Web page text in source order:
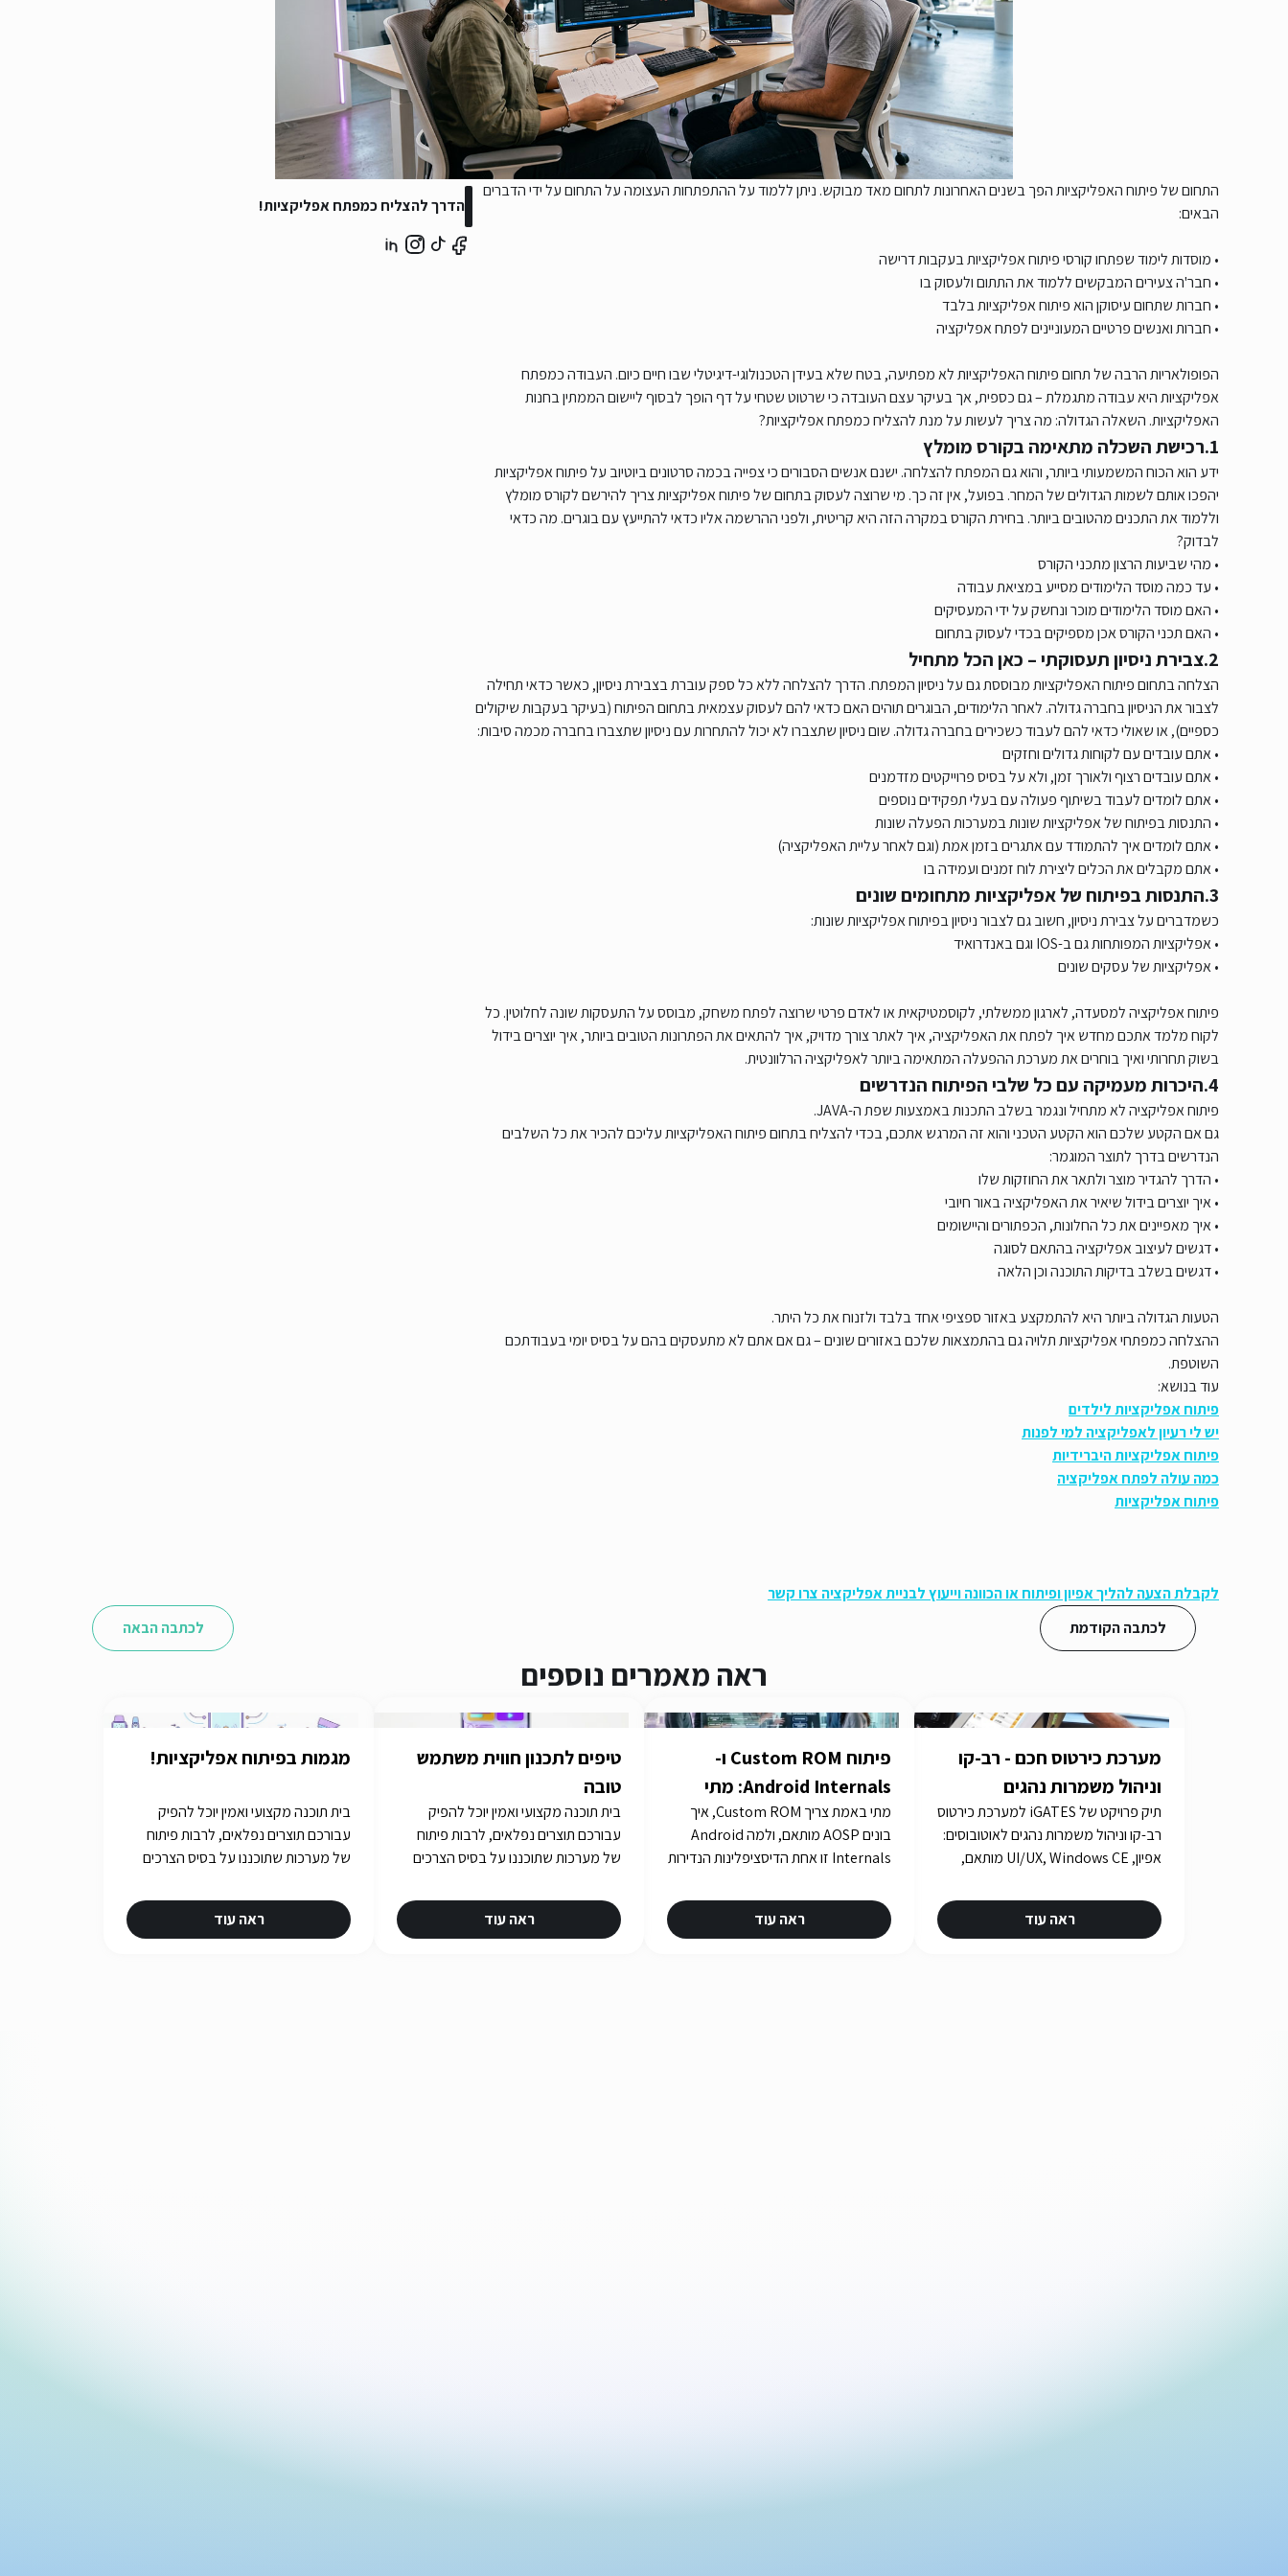
הדרך להצליח כמפתח אפליקציות!
התחום של פיתוח האפליקציות הפך בשנים האחרונות לתחום מאד מבוקש. ניתן ללמוד על ההתפתחות העצומה על התחום על ידי הדברים
הבאים:
• מוסדות לימוד שפתחו קורסי פיתוח אפליקציות בעקבות דרישה
• חבר'ה צעירים המבקשים ללמוד את התתום ולעסוק בו
• חברות שתחום עיסוקן הוא פיתוח אפליקציות בלבד
• חברות ואנשים פרטיים המעוניינים לפתח אפליקציה
הפופולאריות הרבה של תחום פיתוח האפליקציות לא מפתיעה, בטח שלא בעידן הטכנולוגי-דיגיטלי שבו חיים כיום. העבודה כמפתח
אפליקציות היא עבודה מתגמלת – גם כספית, אך בעיקר עצם העובדה כי שרטוט שטחי על דף הופך לבסוף ליישום הממתין בחנות
האפליקציות. השאלה הגדולה: מה צריך לעשות על מנת להצליח כמפתח אפליקציות?
1.רכישת השכלה מתאימה בקורס מומלץ
ידע הוא הכוח המשמעותי ביותר, והוא גם המפתח להצלחה. ישנם אנשים הסבורים כי צפייה בכמה סרטונים ביוטיוב על פיתוח אפליקציות
יהפכו אותם לשמות הגדולים של המחר. בפועל, אין זה כך. מי שרוצה לעסוק בתחום של פיתוח אפליקציות צריך להירשם לקורס מומלץ
וללמוד את התכנים מהטובים ביותר. בחירת הקורס במקרה הזה היא קריטית, ולפני ההרשמה אליו כדאי להתייעץ עם בוגרים. מה כדאי
לבדוק?
• מהי שביעות הרצון מתכני הקורס
• עד כמה מוסד הלימודים מסייע במציאת עבודה
• האם מוסד הלימודים מוכר ונחשק על ידי המעסיקים
• האם תכני הקורס אכן מספיקים בכדי לעסוק בתחום
2.צבירת ניסיון תעסוקתי – כאן הכל מתחיל
הצלחה בתחום פיתוח האפליקציות מבוססת גם על ניסיון המפתח. הדרך להצלחה ללא כל ספק עוברת בצבירת ניסיון, כאשר כדאי תחילה
לצבור את הניסיון בחברה גדולה. לאחר הלימודים, הבוגרים תוהים האם כדאי להם לעסוק עצמאית בתחום הפיתוח (בעיקר בעקבות שיקולים
כספיים), או שאולי כדאי להם לעבוד כשכירים בחברה גדולה. שום ניסיון שתצברו לא יכול להתחרות עם ניסיון שתצברו בחברה מכמה סיבות:
• אתם עובדים עם לקוחות גדולים וחזקים
• אתם עובדים רצוף ולאורך זמן, ולא על בסיס פרוייקטים מזדמנים
• אתם לומדים לעבוד בשיתוף פעולה עם בעלי תפקידים נוספים
• התנסות בפיתוח של אפליקציות שונות במערכות הפעלה שונות
• אתם לומדים איך להתמודד עם אתגרים בזמן אמת (וגם לאחר עליית האפליקציה)
• אתם מקבלים את הכלים ליצירת לוח זמנים ועמידה בו
3.התנסות בפיתוח של אפליקציות מתחומים שונים
כשמדברים על צבירת ניסיון, חשוב גם לצבור ניסיון בפיתוח אפליקציות שונות:
• אפליקציות המפותחות גם ב-IOS וגם באנדרואיד
• אפליקציות של עסקים שונים
פיתוח אפליקציה למסעדה, לארגון ממשלתי, לקוסמטיקאית או לאדם פרטי שרוצה לפתח משחק, מבוסס על התעסקות שונה לחלוטין. כל
לקוח מלמד אתכם מחדש איך לפתח את האפליקציה, איך לאתר צורך מדויק, איך להתאים את הפתרונות הטובים ביותר, איך יוצרים בידול
בשוק תחרותי ואיך בוחרים את מערכת ההפעלה המתאימה ביותר לאפליקציה הרלוונטית.
4.היכרות מעמיקה עם כל שלבי הפיתוח הנדרשים
פיתוח אפליקציה לא מתחיל ונגמר בשלב התכנות באמצעות שפת ה-JAVA.
גם אם הקטע שלכם הוא הקטע הטכני והוא זה המרגש אתכם, בכדי להצליח בתחום פיתוח האפליקציות עליכם להכיר את כל השלבים
הנדרשים בדרך לתוצר המוגמר:
• הדרך להגדיר מוצר ולתאר את החוזקות שלו
• איך יוצרים בידול שיאיר את האפליקציה באור חיובי
• איך מאפיינים את כל החלונות, הכפתורים והיישומים
• דגשים לעיצוב אפליקציה בהתאם לסוגה
• דגשים בשלב בדיקות התוכנה וכן הלאה
הטעות הגדולה ביותר היא להתמקצע באזור ספציפי אחד בלבד ולזנוח את כל היתר.
ההצלחה כמפתחי אפליקציות תלויה גם בהתמצאות שלכם באזורים שונים – גם אם אתם לא מתעסקים בהם על בסיס יומי בעבודתכם
השוטפת.
עוד בנושא:
פיתוח אפליקציות לילדים
יש לי רעיון לאפליקציה למי לפנות
פיתוח אפליקציות היברידיות
כמה עולה לפתח אפליקציה
פיתוח אפליקציות
לקבלת הצעה להליך אפיון ופיתוח או הכוונה וייעוץ לבניית אפליקציה צרו קשר
לכתבה הבאה
לכתבה הקודמת
ראה מאמרים נוספים
מערכת כירטוס חכם - רב-קו
וניהול משמרות נהגים
תיק פרויקט של iGATES למערכת כירטוס
רב-קו וניהול משמרות נהגים לאוטובוסים:
אפיון, UI/UX, Windows CE מותאם,
כארבע שנים.
ראה עוד
פיתוח Custom ROM ו-
Android Internals: מתי
צריך לרדת לעומק Stack
מתי באמת צריך Custom ROM, איך
בונים AOSP מותאם, ולמה Android
Internals זו אחת הדיסציפלינות הנדירות
ו-R&D עבור Consensio Cyber
Security.
ראה עוד
טיפים לתכנון חווית משתמש
טובה
בית תוכנה מקצועי ואמין יוכל להפיק
עבורכם תוצרים נפלאים, לרבות פיתוח
של מערכות שתוכננו על בסיס הצרכים
שלכם? תשובות באתר iGATES
ראה עוד
מגמות בפיתוח אפליקציות!
בית תוכנה מקצועי ואמין יוכל להפיק
עבורכם תוצרים נפלאים, לרבות פיתוח
של מערכות שתוכננו על בסיס הצרכים
שלכם? תשובות באתר iGATES
ראה עוד